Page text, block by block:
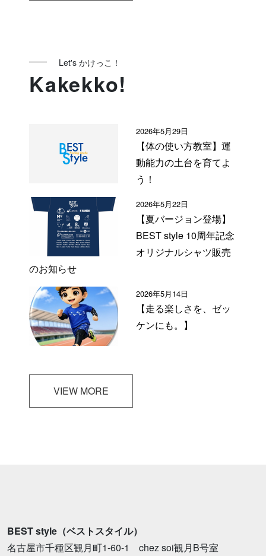
Let's かけっこ！
Kakekko!
2026年5月29日
【体の使い方教室】運
動能力の土台を育てよ
う！
2026年5月22日
【夏バージョン登場】
BEST style 10周年記念
オリジナルシャツ販売
のお知らせ
2026年5月14日
【走る楽しさを、ゼッ
ケンにも。】
VIEW MORE
BEST style（ベストスタイル）
名古屋市千種区観月町1-60-1 chez soi観月B号室